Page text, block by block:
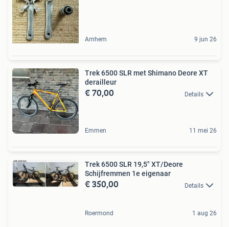
Arnhem 9 jun 26
Trek 6500 SLR met Shimano Deore XT
derailleur
€ 70,00 Details
Emmen 11 mei 26
Trek 6500 SLR 19,5" XT/Deore
Schijfremmen 1e eigenaar
€ 350,00 Details
Roermond 1 aug 26